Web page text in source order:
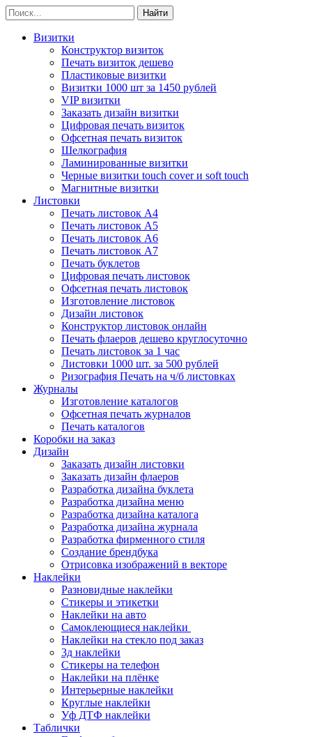
Визитки
Конструктор визиток
Печать визиток дешево
Пластиковые визитки
Визитки 1000 шт за 1450 рублей
VIP визитки
Заказать дизайн визитки
Цифровая печать визиток
Офсетная печать визиток
Шелкография
Ламинированные визитки
Черные визитки touch cover и soft touch
Магнитные визитки
Листовки
Печать листовок А4
Печать листовок А5
Печать листовок А6
Печать листовок А7
Печать буклетов
Цифровая печать листовок
Офсетная печать листовок
Изготовление листовок
Дизайн листовок
Конструктор листовок онлайн
Печать флаеров дешево круглосуточно
Печать листовок за 1 час
Листовки 1000 шт. за 500 рублей
Ризография Печать на ч/б листовках
Журналы
Изготовление каталогов
Офсетная печать журналов
Печать каталогов
Коробки на заказ
Дизайн
Заказать дизайн листовки
Заказать дизайн флаеров
Разработка дизайна буклета
Разработка дизайна меню
Разработка дизайна каталога
Разработка дизайна журнала
Разработка фирменного стиля
Создание брендбука
Отрисовка изображений в векторе
Наклейки
Разновидные наклейки
Стикеры и этикетки
Наклейки на авто
Самоклеющиеся наклейки
Наклейки на стекло под заказ
3д наклейки
Cтикеры на телефон
Наклейки на плёнке
Интерьерные наклейки
Круглые наклейки
Уф ДТФ наклейки
Таблички